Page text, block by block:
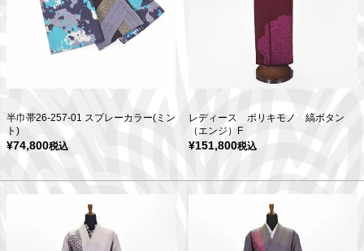
半巾帯26-257-01 スプレーカラー(ミン
ト)
¥74,800税込
レディース ポリキモノ 縞ボタン
（エンジ）F
¥151,800税込